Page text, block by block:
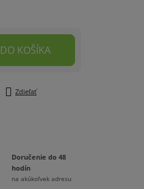
DO KOŠÍKA
Zdieľať
Doručenie do 48
hodín
na akúkoľvek adresu